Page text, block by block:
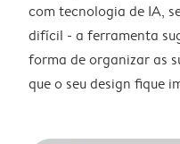
com tecnologia de IA,
difícil - a ferramenta
forma de organizar as
que o seu design fique